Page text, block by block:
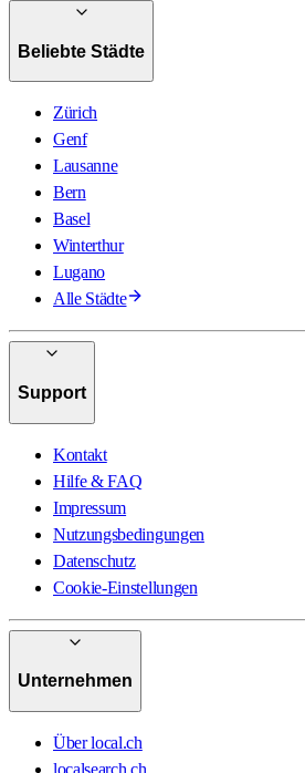
Beliebte Städte
Zürich
Genf
Lausanne
Bern
Basel
Winterthur
Lugano
Alle Städte
Support
Kontakt
Hilfe & FAQ
Impressum
Nutzungsbedingungen
Datenschutz
Cookie-Einstellungen
Unternehmen
Über local.ch
localsearch.ch